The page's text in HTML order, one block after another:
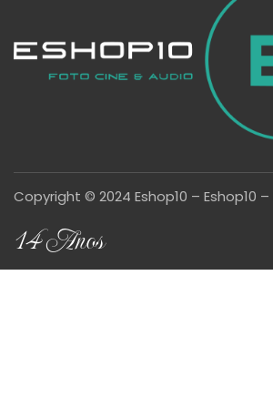
Copyright © 2024 Eshop10 – Eshop10
14 Anos